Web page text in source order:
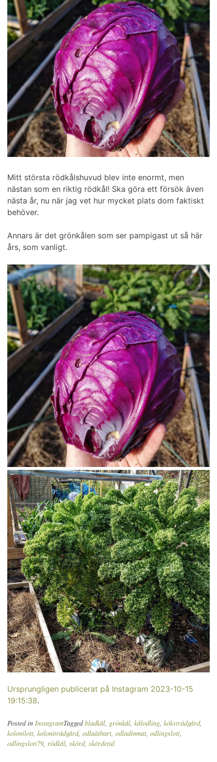
Mitt största rödkålshuvud blev inte enormt, men
nästan som en riktig rödkål! Ska göra ett försök även
nästa år, nu när jag vet hur mycket plats dom faktiskt
behöver.
Annars är det grönkålen som ser pampigast ut så här
års, som vanligt.
Ursprungligen publicerat på Instagram 2023-10-15
19:15:38.
Posted in InstagramTaggedbladkål, grönkål, kålodling, köksträdgård,
kolonilott, koloniträdgård, odlaätbart, odladinmat, odlingslott,
odlingslott79, rödkål, skörd, skördetid